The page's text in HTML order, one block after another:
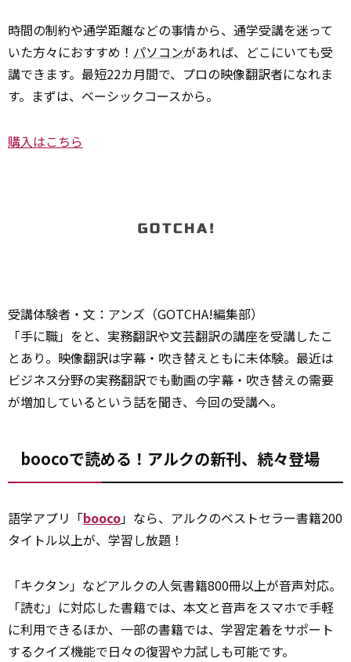
時間の制約や通学距離などの事情から、通学受講を迷って
いた方々におすすめ！ パソコンがあれば、どこにいても受
講できます。最短22カ月間で、プロの映像翻訳者になれま
す。まずは、ベーシックコースから。
購入はこちら
受講体験者・文：アンズ（GOTCHA!編集部）
「手に職」をと、実務翻訳や文芸翻訳の講座を受講したこ
とあり。映像翻訳は字幕・吹き替えともに未体験。最近は
ビジネス分野の実務翻訳でも動画の字幕・吹き替えの需要
が増加しているという話を聞き、今回の受講へ。
boocoで読める！アルクの新刊、続々登場
語学アプリ「booco」なら、アルクのベストセラー書籍200
タイトル以上が、学習し放題！
「キクタン」などアルクの人気書籍800冊以上が音声対応。
「読む」に対応した書籍では、本文と音声をスマホで手軽
に利用できるほか、一部の書籍では、学習定着をサポート
するクイズ機能で日々の復習や力試しも可能です。